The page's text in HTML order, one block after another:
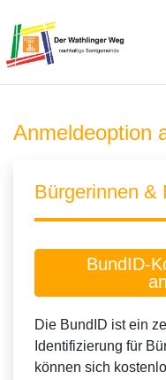
Anmeldeoption
Bürgerinnen &
BundID-
Die BundID ist ein
Identifizierung für
können sich